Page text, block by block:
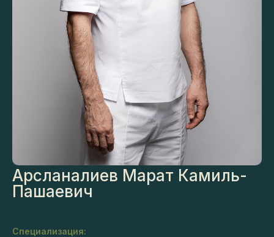
Арсланалиев Марат Камиль-
Пашаевич
Специализация: